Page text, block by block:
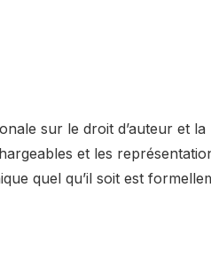
sur le droit d’auteur et
et les
quel qu’il soit est